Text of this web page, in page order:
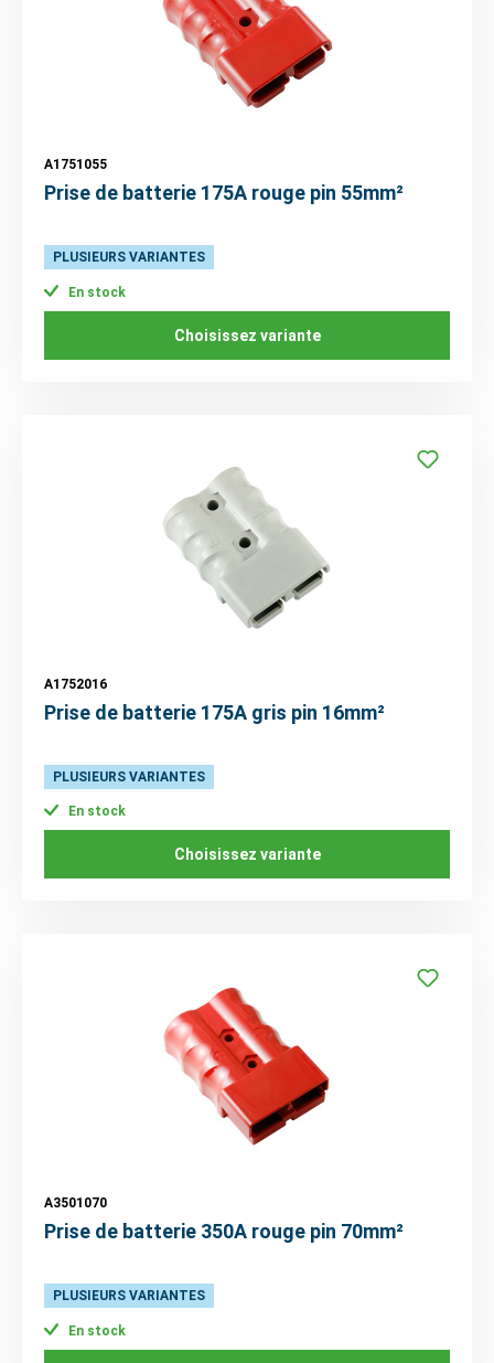
A1751055
Prise de batterie 175A rouge pin 55mm²
PLUSIEURS VARIANTES
En stock
Choisissez variante
A1752016
Prise de batterie 175A gris pin 16mm²
PLUSIEURS VARIANTES
En stock
Choisissez variante
A3501070
Prise de batterie 350A rouge pin 70mm²
PLUSIEURS VARIANTES
En stock